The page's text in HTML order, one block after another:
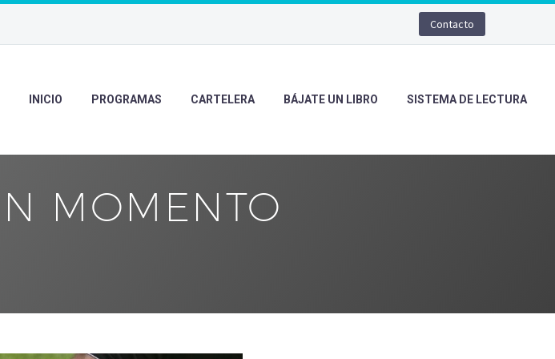
Contacto
INICIO PROGRAMAS CARTELERA BÁJATE UN LIBRO SISTEMA DE LECTURA
MOMENTO